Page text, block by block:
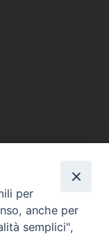
per
anche per
semplici",